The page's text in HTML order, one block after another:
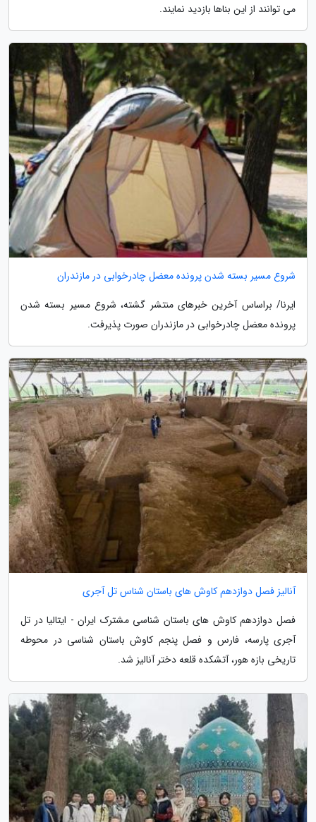
می توانند از این بناها بازدید نمایند.
شروع مسیر بسته شدن پرونده معضل چادرخوابی در مازندران
ایرنا/ براساس آخرین خبرهای منتشر گشته، شروع مسیر بسته شدن
پرونده معضل چادرخوابی در مازندران صورت پذیرفت.
آنالیز فصل دوازدهم کاوش های باستان شناس تل آجری
فصل دوازدهم کاوش های باستان شناسی مشترک ایران - ایتالیا در تل
آجری پارسه، فارس و فصل پنجم کاوش باستان شناسی در محوطه
تاریخی بازه هور، آتشکده قلعه دختر آنالیز شد.